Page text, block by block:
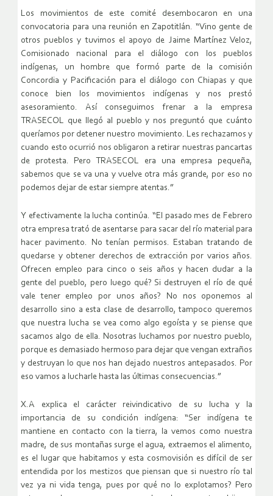
Los movimientos de este comité desembocaron en una
convocatoria para una reunión en Zapotitlán. “Vino gente de
otros pueblos y tuvimos el apoyo de Jaime Martínez Veloz,
Comisionado nacional para el diálogo con los pueblos
indígenas, un hombre que formó parte de la comisión
Concordia y Pacificación para el diálogo con Chiapas y que
conoce bien los movimientos indígenas y nos prestó
asesoramiento. Así conseguimos frenar a la empresa
TRASECOL que llegó al pueblo y nos preguntó que cuánto
queríamos por detener nuestro movimiento. Les rechazamos y
cuando esto ocurrió nos obligaron a retirar nuestras pancartas
de protesta. Pero TRASECOL era una empresa pequeña,
sabemos que se va una y vuelve otra más grande, por eso no
podemos dejar de estar siempre atentas.”
Y efectivamente la lucha continúa. “El pasado mes de Febrero
otra empresa trató de asentarse para sacar del río material para
hacer pavimento. No tenían permisos. Estaban tratando de
quedarse y obtener derechos de extracción por varios años.
Ofrecen empleo para cinco o seis años y hacen dudar a la
gente del pueblo, pero luego qué? Si destruyen el río de qué
vale tener empleo por unos años? No nos oponemos al
desarrollo sino a esta clase de desarrollo, tampoco queremos
que nuestra lucha se vea como algo egoísta y se piense que
sacamos algo de ella. Nosotras luchamos por nuestro pueblo,
porque es demasiado hermoso para dejar que vengan extraños
y destruyan lo que nos han dejado nuestros antepasados. Por
eso vamos a lucharle hasta las últimas consecuencias.”
X.A explica el carácter reivindicativo de su lucha y la
importancia de su condición indígena: “Ser indígena te
mantiene en contacto con la tierra, la vemos como nuestra
madre, de sus montañas surge el agua, extraemos el alimento,
es el lugar que habitamos y esta cosmovisión es difícil de ser
entendida por los mestizos que piensan que si nuestro río tal
vez ya ni vida tenga, pues por qué no lo explotamos? Pero